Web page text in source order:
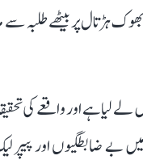
پر بیٹھے طلبہ سے
لے لیا ہے اور واقعے کی
ضابطگیوں اور پیپر